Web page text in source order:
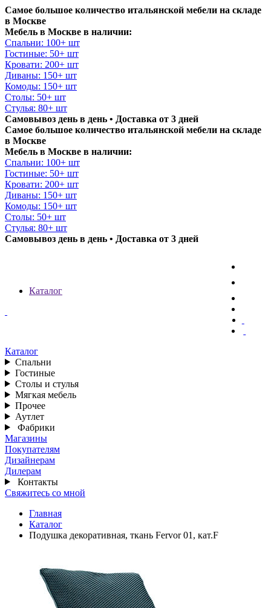
Самое большое количество итальянской мебели на складе
в Москве
Мебель в Москве в наличии:
Спальни: 100+ шт
Гостиные: 50+ шт
Кровати: 200+ шт
Диваны: 150+ шт
Комоды: 150+ шт
Столы: 50+ шт
Стулья: 80+ шт
Самовывоз день в день • Доставка от 3 дней
Самое большое количество итальянской мебели на складе
в Москве
Мебель в Москве в наличии:
Спальни: 100+ шт
Гостиные: 50+ шт
Кровати: 200+ шт
Диваны: 150+ шт
Комоды: 150+ шт
Столы: 50+ шт
Стулья: 80+ шт
Самовывоз день в день • Доставка от 3 дней
Каталог
Каталог
Спальни
Гостиные
Столы и стулья
Мягкая мебель
Прочее
Аутлет
Фабрики
Магазины
Покупателям
Дизайнерам
Дилерам
Контакты
Свяжитесь со мной
Главная
Каталог
Подушка декоративная, ткань Fervor 01, кат.F